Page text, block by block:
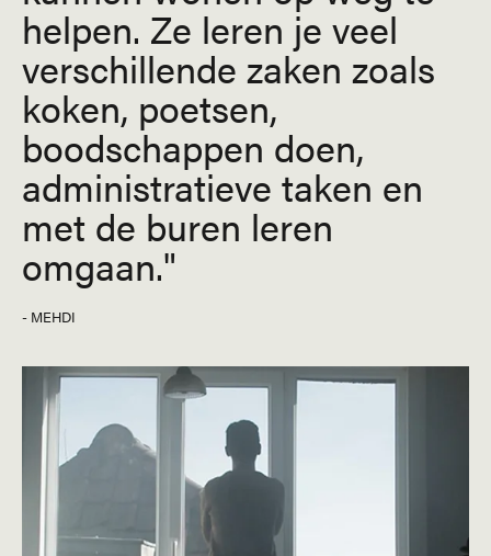
helpen. Ze leren je veel
verschillende zaken zoals
koken, poetsen,
boodschappen doen,
administratieve taken en
met de buren leren
omgaan.
- MEHDI